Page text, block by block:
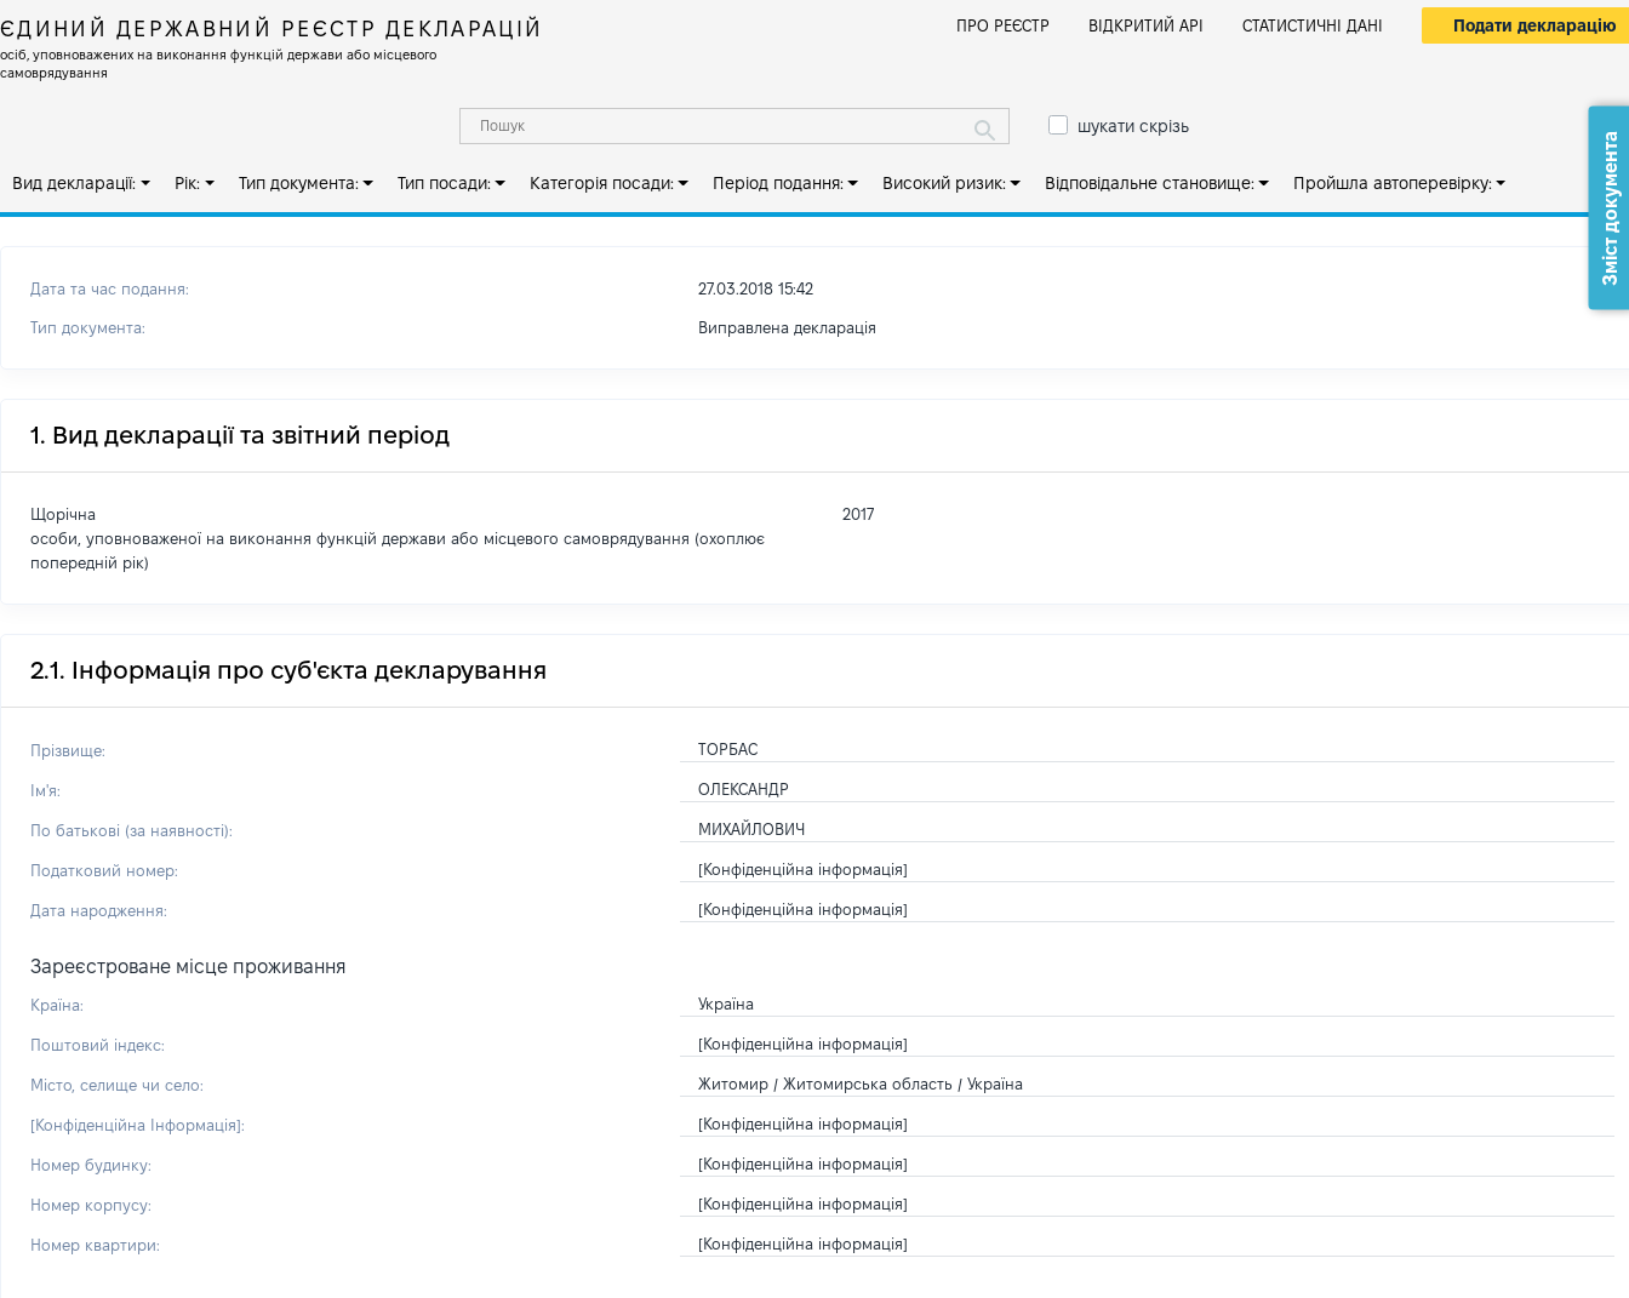
ЄДИНИЙ ДЕРЖАВНИЙ РЕЄСТР ДЕКЛАРАЦІЙ
осіб, уповноважених на виконання функцій держави або місцевого
самоврядування
ПРО РЕЄСТР ВІДКРИТИЙ АРІ СТАТИСТИЧНІ ДАНІ Подати декларацію
шукати скрізь
Вид декларації: Рік: Тип документа: Тип посади: Категорія посади: Період подання: Високий ризик: Відповідальне становище: Пройшла автоперевірку:
Дата та час подання: 27.03.2018 15:42
Тип документа: Виправлена декларація
1. Вид декларації та звітний період
Щорічна
особи, уповноваженої на виконання функцій держави або місцевого самоврядування (охоплює
попередній рік)
2017
2.1. Інформація про суб'єкта декларування
Прізвище: ТОРБАС
Ім'я: ОЛЕКСАНДР
По батькові (за наявності): МИХАЙЛОВИЧ
Податковий номер: [Конфіденційна інформація]
Дата народження: [Конфіденційна інформація]
Зареєстроване місце проживання
Країна: Україна
Поштовий індекс: [Конфіденційна інформація]
Місто, селище чи село: Житомир / Житомирська область / Україна
[Конфіденційна Інформація]: [Конфіденційна інформація]
Номер будинку: [Конфіденційна інформація]
Номер корпусу: [Конфіденційна інформація]
Номер квартири: [Конфіденційна інформація]
Зміст документа